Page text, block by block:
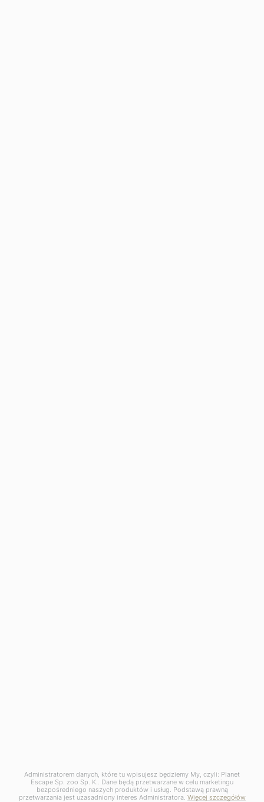
Administratorem danych, które tu wpisujesz będziemy My, czyli: Planet
Escape Sp. zoo Sp. K.. Dane będą przetwarzane w celu marketingu
bezpośredniego naszych produktów i usług. Podstawą prawną
przetwarzania jest uzasadniony interes Administratora. Więcej szczegółów